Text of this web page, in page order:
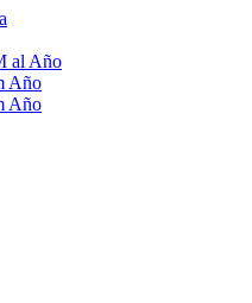
al Año
Año
Año